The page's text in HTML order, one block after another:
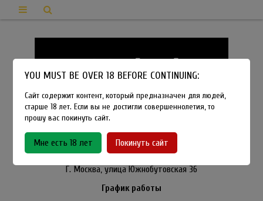
8-915-450-21-92
Розничный магазин Method Vapeshop
Г. Москва, улица Южнобутовская 36
График работы
YOU MUST BE OVER 18 BEFORE CONTINUING:
Сайт содержит контент, который предназначен для людей,
старше 18 лет. Если вы не достигли совершеннолетия, то
прошу вас покинуть сайт.
Мне есть 18 лет Покинуть сайт